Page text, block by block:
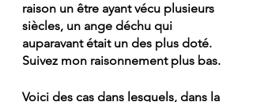
raison un être ayant vécu plusieurs
siècles, un ange déchu qui
auparavant était un des plus doté.
Suivez mon raisonnement plus bas.
Voici des cas dans lesquels, dans la